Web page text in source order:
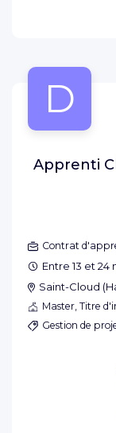
D
Apprenti
Contrat
Entre 13 et 24
Saint-Cloud (
Master, Titre
Gestion de